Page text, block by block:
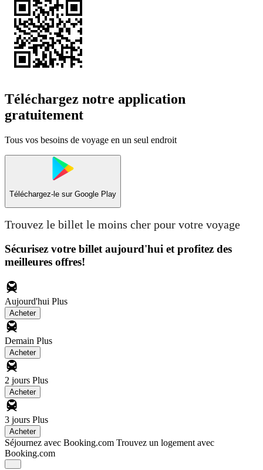
Téléchargez notre application
gratuitement
Tous vos besoins de voyage en un seul endroit
Téléchargez-le sur Google Play
Trouvez le billet le moins cher pour votre voyage
Sécurisez votre billet aujourd'hui et profitez des
meilleures offres!
Aujourd'hui Plus
Acheter
Demain Plus
Acheter
2 jours Plus
Acheter
3 jours Plus
Acheter
Séjournez avec Booking.com Trouvez un logement avec
Booking.com